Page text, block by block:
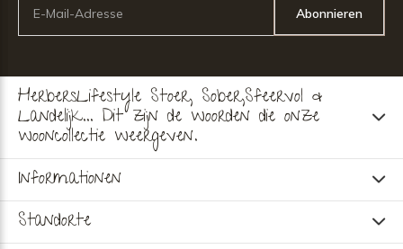
Abonnieren
HerbersLifestyle Stoer, Sober,Sfeervol &
Landelijk... Dit zijn de woorden die onze
wooncollectie weergeven.
Informationen
Standorte